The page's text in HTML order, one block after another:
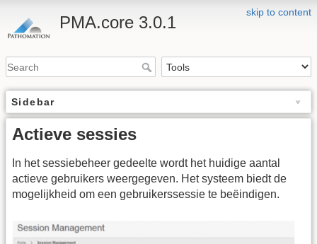
skip to content
PMA.core 3.0.1
Sidebar
Actieve sessies
In het sessiebeheer gedeelte wordt het huidige aantal
actieve gebruikers weergegeven. Het systeem biedt de
mogelijkheid om een gebruikerssessie te beëindigen.